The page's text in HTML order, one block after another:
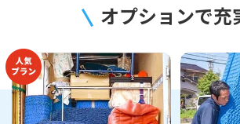
オプションで充